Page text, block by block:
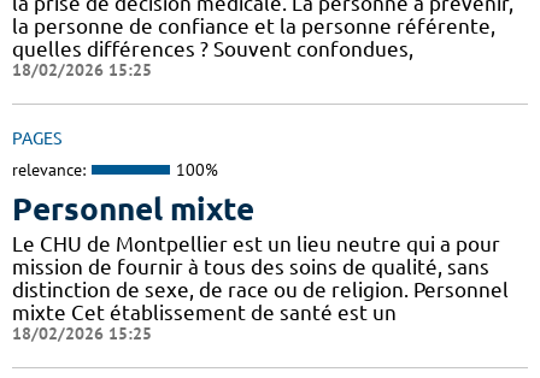
la personne de confiance et la personne référente,
quelles différences ? Souvent confondues,
18/02/2026 15:25
PAGES
relevance: 100%
Personnel mixte
Le CHU de Montpellier est un lieu neutre qui a pour
mission de fournir à tous des soins de qualité, sans
distinction de sexe, de race ou de religion. Personnel
mixte Cet établissement de santé est un
18/02/2026 15:25